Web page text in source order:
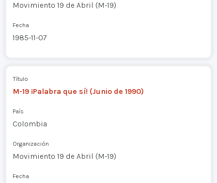
Movimiento 19 de Abril (M-19)
Fecha
1985-11-07
Título
M-19 ¡Palabra que sí! (Junio de 1990)
País
Colombia
Organización
Movimiento 19 de Abril (M-19)
Fecha